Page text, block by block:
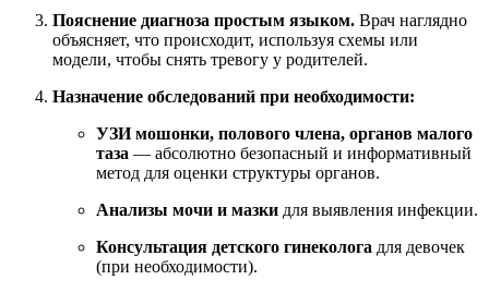
Пояснение диагноза простым языком. Врач наглядно
объясняет, что происходит, используя схемы или
модели, чтобы снять тревогу у родителей.
Назначение обследований при необходимости:
УЗИ мошонки, полового члена, органов малого
таза — абсолютно безопасный и информативный
метод для оценки структуры органов.
Анализы мочи и мазки для выявления инфекции.
Консультация детского гинеколога для девочек
(при необходимости).